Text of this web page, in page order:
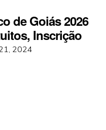
de Goiás 2026
Inscrição
2024